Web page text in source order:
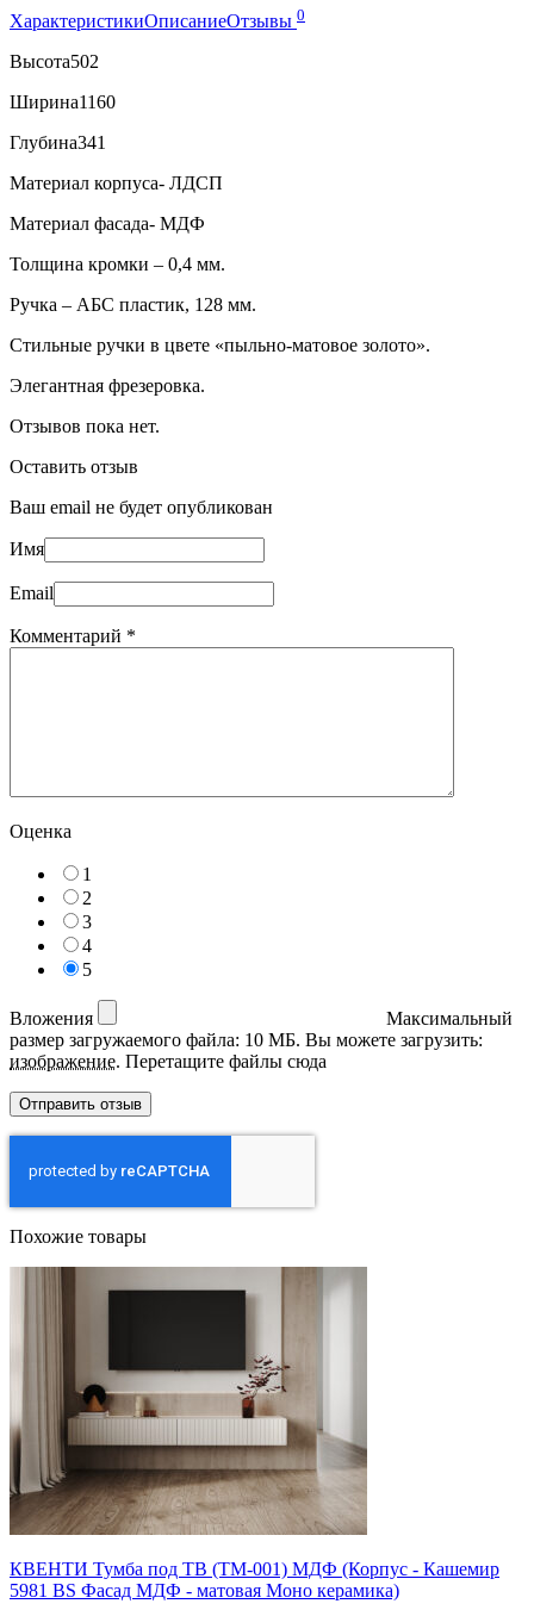
ХарактеристикиОписаниеОтзывы 0
Высота502
Ширина1160
Глубина341
Материал корпуса- ЛДСП
Материал фасада- МДФ
Толщина кромки – 0,4 мм.
Ручка – АБС пластик, 128 мм.
Стильные ручки в цвете «пыльно-матовое золото».
Элегантная фрезеровка.
Отзывов пока нет.
Оставить отзыв
Ваш email не будет опубликован
Имя
Email
Комментарий *
Оценка
1
2
3
4
5
Вложения
Максимальный
размер загружаемого файла: 10 МБ. Вы можете загрузить:
изображение. Перетащите файлы сюда
Похожие товары
КВЕНТИ Тумба под ТВ (ТМ-001) МДФ (Корпус - Кашемир
5981 BS Фасад МДФ - матовая Моно керамика)